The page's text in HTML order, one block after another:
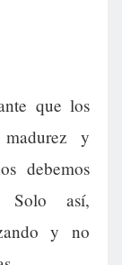
que los
madurez y
debemos
Solo así,
y no